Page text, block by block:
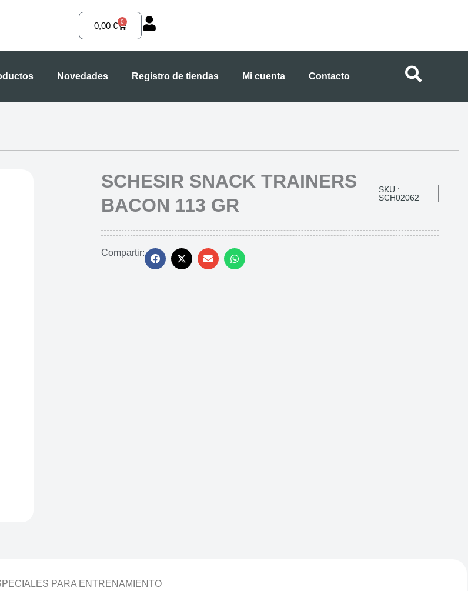
0,00 € 0
Carrito
Novedades Registro de tiendas Mi cuenta Contacto
SCHESIR SNACK TRAINERS
BACON 113 GR
SKU :
SCH02062
Compartir:
PARA ENTRENAMIENTO